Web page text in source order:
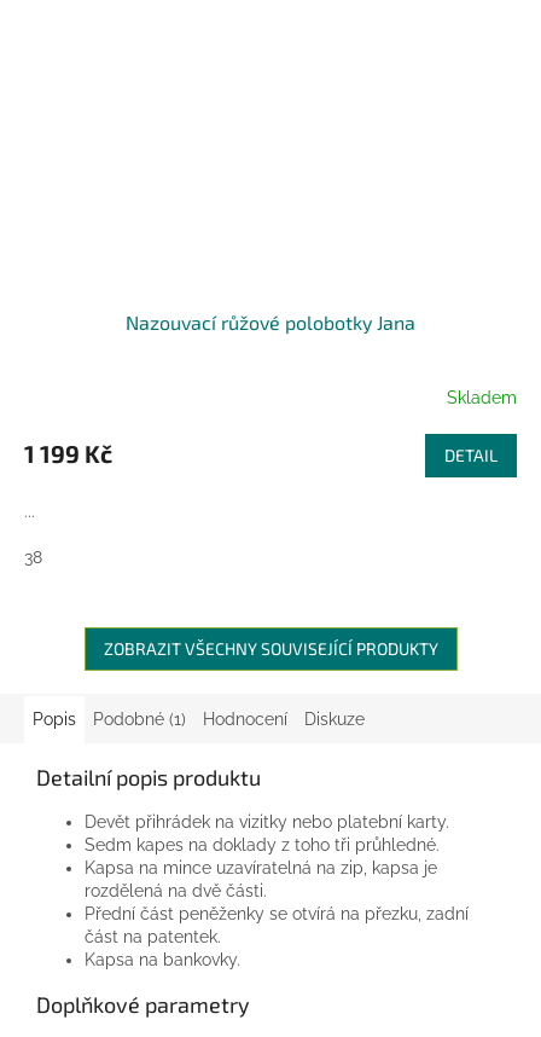
Nazouvací růžové polobotky Jana
Skladem
1 199 Kč DETAIL
...
38
ZOBRAZIT VŠECHNY SOUVISEJÍCÍ PRODUKTY
Popis Podobné (1) Hodnocení Diskuze
Detailní popis produktu
Devět přihrádek na vizitky nebo platební karty.
Sedm kapes na doklady z toho tři průhledné.
Kapsa na mince uzavíratelná na zip, kapsa je
rozdělená na dvě části.
Přední část peněženky se otvírá na přezku, zadní
část na patentek.
Kapsa na bankovky.
Doplňkové parametry